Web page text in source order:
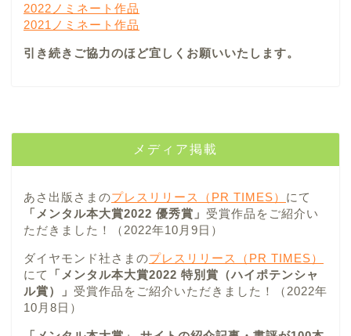
2022ノミネート作品
2021ノミネート作品
引き続きご協力のほど宜しくお願いいたします。
メディア掲載
あさ出版さまのプレスリリース（PR TIMES） にて
「メンタル本大賞2022 優秀賞」 受賞作品をご紹介い
ただきました！（2022年10月9日）
ダイヤモンド社さまのプレスリリース（PR TIMES）
にて
「メンタル本大賞2022 特別賞（ハイポテンシャ
ル賞）」 受賞作品をご紹介いただきました！（2022年
10月8日）